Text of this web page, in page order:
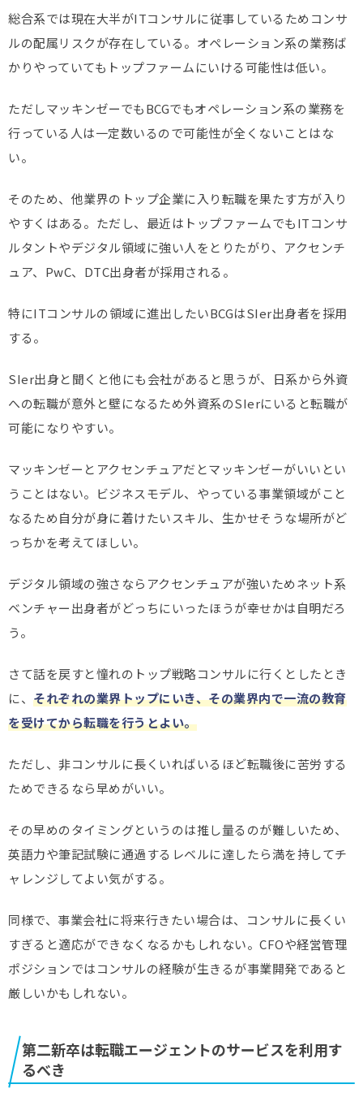
総合系では現在大半がITコンサルに従事しているためコンサ
ルの配属リスクが存在している。オペレーション系の業務ば
かりやっていてもトップファームにいける可能性は低い。
ただしマッキンゼーでもBCGでもオペレーション系の業務を
行っている人は一定数いるので可能性が全くないことはな
い。
そのため、他業界のトップ企業に入り転職を果たす方が入り
やすくはある。ただし、最近はトップファームでもITコンサ
ルタントやデジタル領域に強い人をとりたがり、アクセンチ
ュア、PwC、DTC出身者が採用される。
特にITコンサルの領域に進出したいBCGはSIer出身者を採用
する。
SIer出身と聞くと他にも会社があると思うが、日系から外資
への転職が意外と壁になるため外資系のSIerにいると転職が
可能になりやすい。
マッキンゼーとアクセンチュアだとマッキンゼーがいいとい
うことはない。ビジネスモデル、やっている事業領域がこと
なるため自分が身に着けたいスキル、生かせそうな場所がど
っちかを考えてほしい。
デジタル領域の強さならアクセンチュアが強いためネット系
ベンチャー出身者がどっちにいったほうが幸せかは自明だろ
う。
さて話を戻すと憧れのトップ戦略コンサルに行くとしたとき
に、 それぞれの業界トップにいき、その業界内で一流の教育
を受けてから転職を行うとよい。
ただし、非コンサルに長くいればいるほど転職後に苦労する
ためできるなら早めがいい。
その早めのタイミングというのは推し量るのが難しいため、
英語力や筆記試験に通過するレベルに達したら満を持してチ
ャレンジしてよい気がする。
同様で、事業会社に将来行きたい場合は、コンサルに長くい
すぎると適応ができなくなるかもしれない。CFOや経営管理
ポジションではコンサルの経験が生きるが事業開発であると
厳しいかもしれない。
第二新卒は転職エージェントのサービスを利用す
るべき